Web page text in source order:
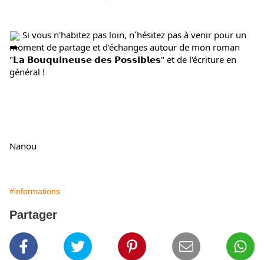
Si vous n'habitez pas loin, n´hésitez pas à venir pour un
moment de partage et d'échanges autour de mon roman
"𝗟𝗮 𝗕𝗼𝘂𝗾𝘂𝗶𝗻𝗲𝘂𝘀𝗲 𝗱𝗲𝘀 𝗣𝗼𝘀𝘀𝗶𝗯𝗹𝗲𝘀" et de l'écriture en
général !
Nanou
#informations
Partager